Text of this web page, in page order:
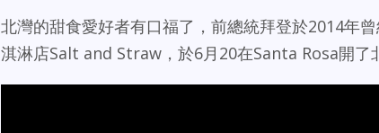
北灣的甜食愛好者有口福了，前總統拜登於2014年
淇淋店Salt and Straw，於6月20在Santa Rosa開了